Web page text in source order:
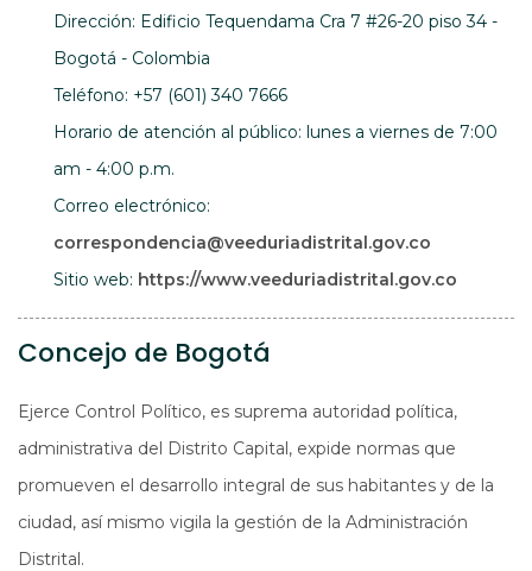
Dirección: Edificio Tequendama Cra 7 #26-20 piso 34 -
Bogotá - Colombia
Teléfono: +57 (601) 340 7666
Horario de atención al público: lunes a viernes de 7:00
am - 4:00 p.m.
Correo electrónico:
correspondencia@veeduriadistrital.gov.co
Sitio web: https://www.veeduriadistrital.gov.co
Concejo de Bogotá
Ejerce Control Político, es suprema autoridad política,
administrativa del Distrito Capital, expide normas que
promueven el desarrollo integral de sus habitantes y de la
ciudad, así mismo vigila la gestión de la Administración
Distrital.